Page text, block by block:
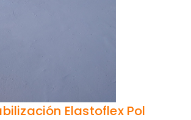
Elastoflex Pol